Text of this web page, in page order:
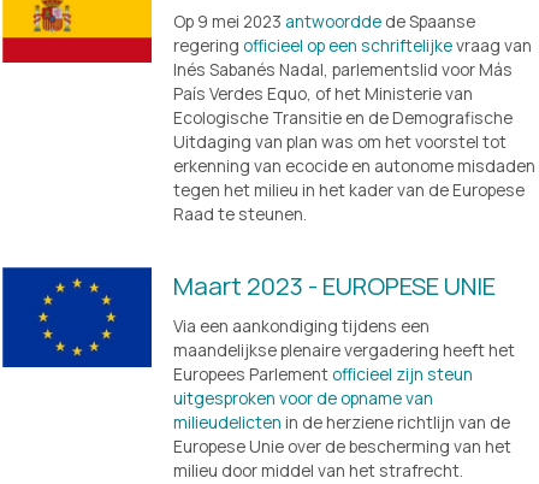
Op 9 mei 2023 antwoordde de Spaanse
regering officieel op een schriftelijke vraag van
Inés Sabanés Nadal, parlementslid voor Más
País Verdes Equo, of het Ministerie van
Ecologische Transitie en de Demografische
Uitdaging van plan was om het voorstel tot
erkenning van ecocide en autonome misdaden
tegen het milieu in het kader van de Europese
Raad te steunen.
Maart 2023 - EUROPESE UNIE
Via een aankondiging tijdens een
maandelijkse plenaire vergadering heeft het
Europees Parlement officieel zijn steun
uitgesproken voor de opname van
milieudelicten in de herziene richtlijn van de
Europese Unie over de bescherming van het
milieu door middel van het strafrecht.